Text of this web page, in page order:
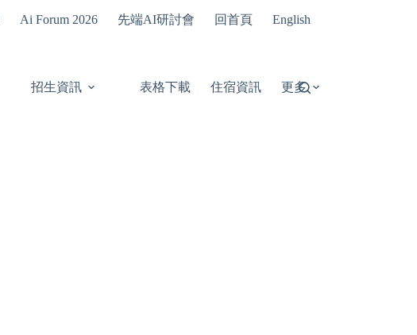
Ai Forum 2026 先端AI研討會 回首頁 English
招生資訊 表格下載 住宿資訊 更多